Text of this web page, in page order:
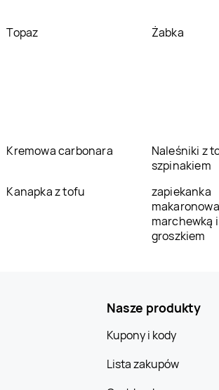
Topaz Żabka
Kremowa carbonara
Naleśniki z
szpinakiem
Kanapka z tofu
zapiekanka
marchewką i
groszkiem
Nasze produkty
Kupony i kody
Lista zakupów